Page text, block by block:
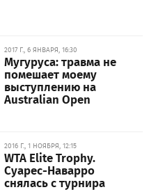
2017 Г., 6 ЯНВАРЯ, 16:30
Мугуруса: травма не
помешает моему
выступлению на
Australian Open
2016 Г., 1 НОЯБРЯ, 12:15
WTA Elite Trophy.
Суарес-Наварро
снялась с турнира